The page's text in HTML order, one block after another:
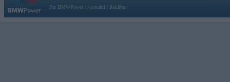
Par BMWPower
Kontakti Reklāma